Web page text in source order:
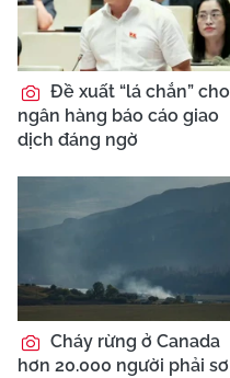
Đề xuất “lá chắn” cho
ngân hàng báo cáo giao
dịch đáng ngờ
Cháy rừng ở Canada
hơn 20.000 người phải sơ